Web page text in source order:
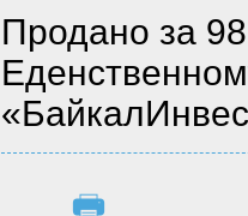
Продано за